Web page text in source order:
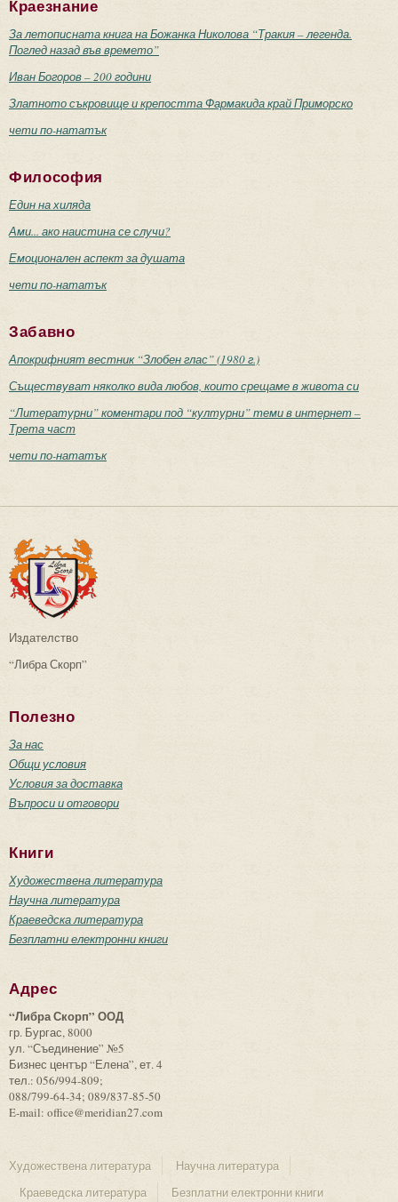
Краезнание
За летописната книга на Божанка Николова “Тракия – легенда.
Поглед назад във времето”
Иван Богоров – 200 години
Златното съкровище и крепостта Фармакида край Приморско
чети по-нататък
Философия
Един на хиляда
Ами... ако наистина се случи?
Емоционален аспект за душата
чети по-нататък
Забавно
Апокрифният вестник “Злобен глас” (1980 г.)
Съществуват няколко вида любов, които срещаме в живота си
“Литературни” коментари под “културни” теми в интернет –
Трета част
чети по-нататък
Издателство
“Либра Скорп”
Полезно
За нас
Общи условия
Условия за доставка
Въпроси и отговори
Книги
Художествена литература
Научна литература
Краеведска литература
Безплатни електронни книги
Адрес
“Либра Скорп” ООД
гр. Бургас, 8000
ул. “Съединение” №5
Бизнес център “Елена”, ет. 4
тел.: 056/994-809;
088/799-64-34; 089/837-85-50
E-mail: office@meridian27.com
Художествена литература
Научна литература
Краеведска литература
Безплатни електронни книги